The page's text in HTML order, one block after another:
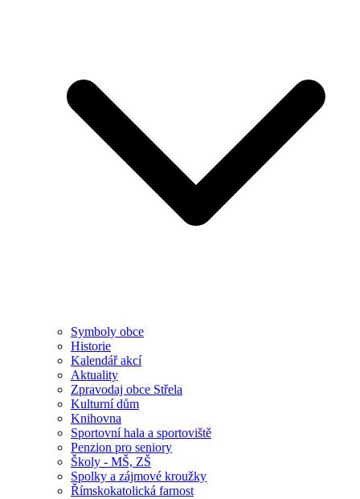
Symboly obce
Historie
Kalendář akcí
Aktuality
Zpravodaj obce Střela
Kulturní dům
Knihovna
Sportovní hala a sportoviště
Penzion pro seniory
Školy - MŠ, ZŠ
Spolky a zájmové kroužky
Římskokatolická farnost